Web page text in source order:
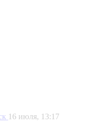
16 июля, 13:17